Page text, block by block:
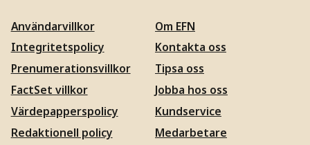
Användarvillkor
Integritetspolicy
Prenumerationsvillkor
FactSet villkor
Värdepapperspolicy
Redaktionell policy
Om EFN
Kontakta oss
Tipsa oss
Jobba hos oss
Kundservice
Medarbetare